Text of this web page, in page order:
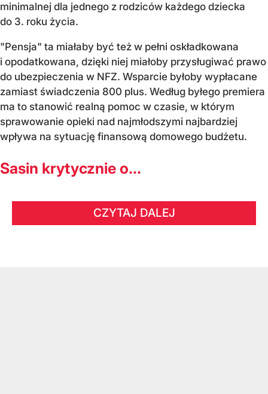
minimalnej dla jednego z rodziców każdego dziecka
do 3. roku życia.
"Pensja" ta miałaby być też w pełni oskładkowana
i opodatkowana, dzięki niej miałoby przysługiwać prawo
do ubezpieczenia w NFZ. Wsparcie byłoby wypłacane
zamiast świadczenia 800 plus. Według byłego premiera
ma to stanowić realną pomoc w czasie, w którym
sprawowanie opieki nad najmłodszymi najbardziej
wpływa na sytuację finansową domowego budżetu.
Sasin krytycznie o...
CZYTAJ DALEJ